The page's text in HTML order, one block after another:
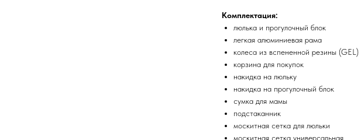
Комплектация:
люлька и прогулочный блок
легкая алюминиевая рама
колеса из вспененной резины (GEL)
корзина для покупок
накидка на люльку
накидка на прогулочный блок
сумка для мамы
подстаканник
москитная сетка для люльки
москитная сетка универсальная